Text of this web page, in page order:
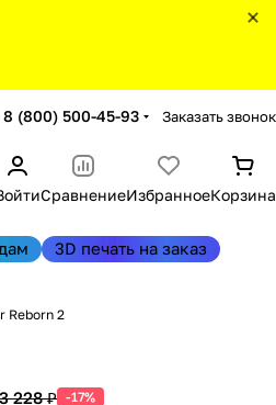
8 (800) 500-45-93 Заказать звонок
СравнениеИзбранноеКорзина
3D печать на заказ
Reborn 2
3 228 ₽ -17%